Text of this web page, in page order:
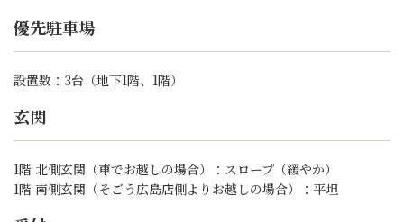
優先駐車場
設置数：3台（地下1階、1階）
玄関
1階 北側玄関（車でお越しの場合）：スロープ（緩やか）
1階 南側玄関（そごう広島店側よりお越しの場合）：平坦